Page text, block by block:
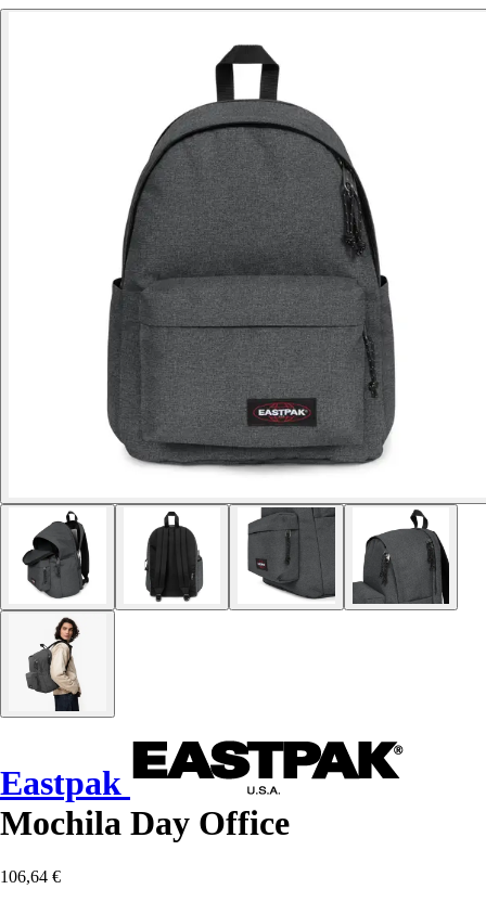
Eastpak
Mochila Day Office
106,64 €